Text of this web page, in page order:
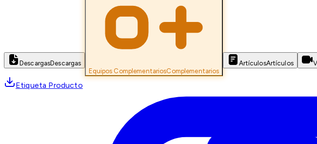
DescargasDescargas
Equipos ComplementariosComplementarios
ArtículosArtículos
Etiqueta Producto